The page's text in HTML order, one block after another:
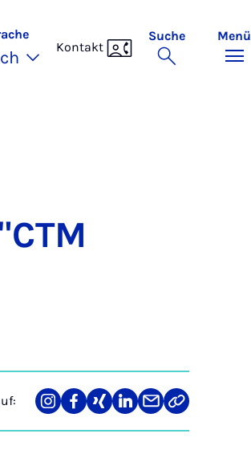
Kontakt
Suche Menü
Teilen
auf
Teilen
auf
Teilen
auf
Teilen
auf
Teilen
über
Link
kopieren